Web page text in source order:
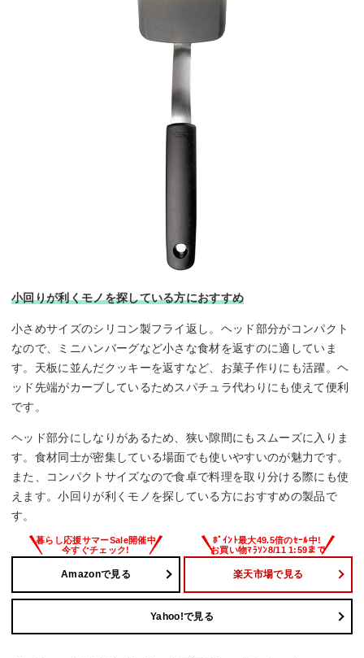
小回りが利くモノを探している方におすすめ
小さめサイズのシリコン製フライ返し。ヘッド部分がコンパクト
なので、ミニハンバーグなど小さな食材を返すのに適していま
す。天板に並んだクッキーを返すなど、お菓子作りにも活躍。ヘ
ッド先端がカーブしているためスパチュラ代わりにも使えて便利
です。
ヘッド部分にしなりがあるため、狭い隙間にもスムーズに入りま
す。食材同士が密集している場面でも使いやすいのが魅力です。
また、コンパクトサイズなので食卓で料理を取り分ける際にも使
えます。小回りが利くモノを探している方におすすめの製品で
す。
Amazonで見る 楽天市場で見る
Yahoo!で見る